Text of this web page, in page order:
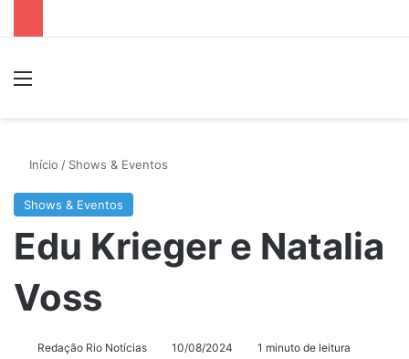
Início / Shows & Eventos
Shows & Eventos
Edu Krieger e Natalia
Voss
Redação Rio Notícias 10/08/2024 1 minuto de leitura